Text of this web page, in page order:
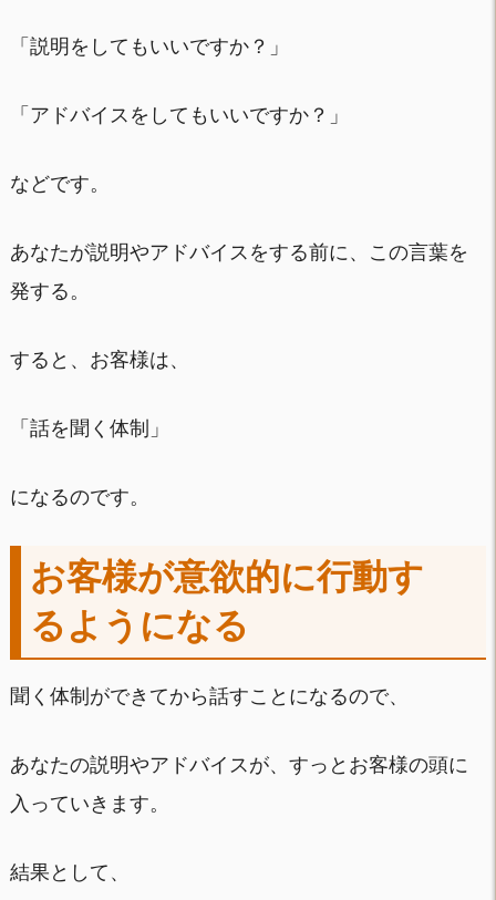
「説明をしてもいいですか？」
「アドバイスをしてもいいですか？」
などです。
あなたが説明やアドバイスをする前に、この言葉を
発する。
すると、お客様は、
「話を聞く体制」
になるのです。
お客様が意欲的に行動す
るようになる
聞く体制ができてから話すことになるので、
あなたの説明やアドバイスが、すっとお客様の頭に
入っていきます。
結果として、